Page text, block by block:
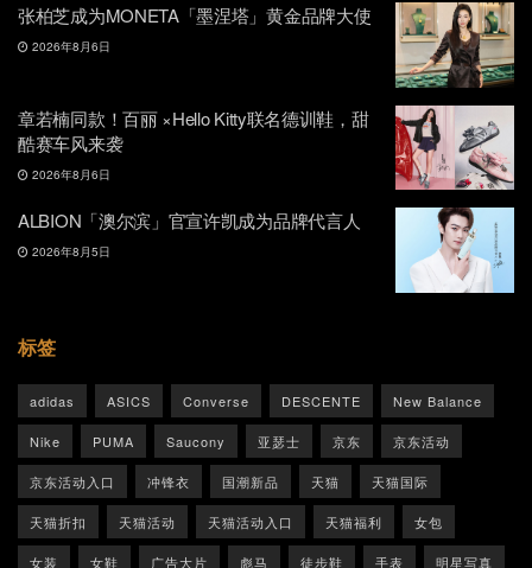
张柏芝成为MONETA「墨涅塔」黄金品牌大使
2026年8月6日
章若楠同款！百丽 ×Hello Kitty联名德训鞋，甜
酷赛车风来袭
2026年8月6日
ALBION「澳尔滨」官宣许凯成为品牌代言人
2026年8月5日
标签
adidas ASICS Converse DESCENTE New Balance
Nike PUMA Saucony 亚瑟士 京东 京东活动
京东活动入口 冲锋衣 国潮新品 天猫 天猫国际
天猫折扣 天猫活动 天猫活动入口 天猫福利 女包
女装 女鞋 广告大片 彪马 徒步鞋 手表 明星写真